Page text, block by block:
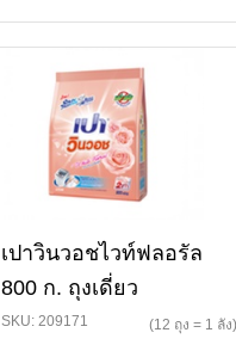
เปาวินวอชไวท์ฟลอรัล
800 ก. ถุงเดี่ยว
SKU: 209171 (12 ถุง = 1 ลัง)